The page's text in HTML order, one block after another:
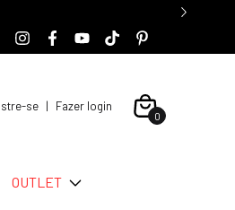
se | Fazer login
0
OUTLET